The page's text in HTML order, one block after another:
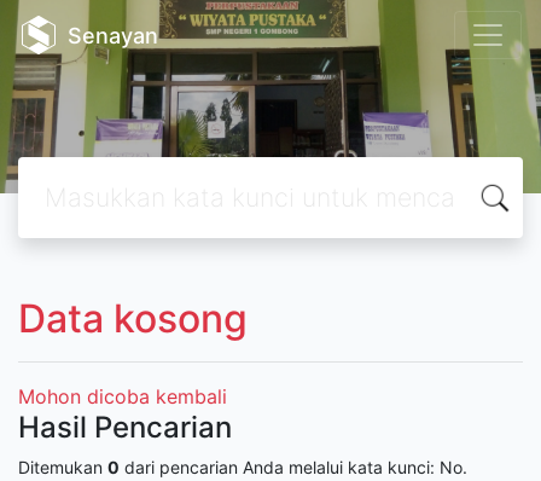
Senayan
Data kosong
Mohon dicoba kembali
Hasil Pencarian
Ditemukan 0 dari pencarian Anda melalui kata kunci: No.